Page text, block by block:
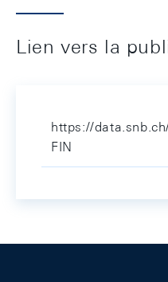
Lien vers la
https://
FIN